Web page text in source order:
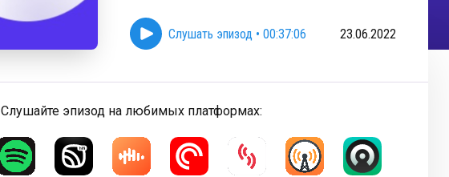
Слушать эпизод • 00:37:06 23.06.2022
Слушайте эпизод на любимых платформах: